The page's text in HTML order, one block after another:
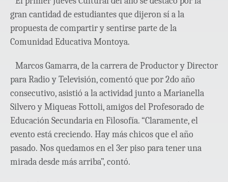
gran cantidad de estudiantes que dijeron sí a la
propuesta de compartir y sentirse parte de la
Comunidad Educativa Montoya.
Marcos Gamarra, de la carrera de Productor y Director
para Radio y Televisión, comentó que por 2do año
consecutivo, asistió a la actividad junto a Marianella
Silvero y Miqueas Fottoli, amigos del Profesorado de
Educación Secundaria en Filosofía. “Claramente, el
evento está creciendo. Hay más chicos que el año
pasado. Nos quedamos en el 3er piso para tener una
mirada desde más arriba”, contó.